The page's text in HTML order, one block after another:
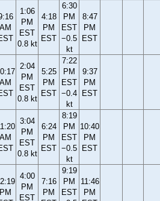
AM
1:06
PM
EST
0.8 kt
4:18
PM
EST
6:30
PM
EST
−0.5
kt
8:47
PM
EST
AM
2:04
PM
EST
0.8 kt
5:25
PM
EST
7:22
PM
EST
−0.4
kt
9:37
PM
EST
AM
3:04
PM
EST
0.8 kt
6:24
PM
EST
8:19
PM
EST
−0.5
kt
10:40
PM
EST
PM
4:00
PM
EST
7:16
PM
9:19
PM
EST
11:46
PM